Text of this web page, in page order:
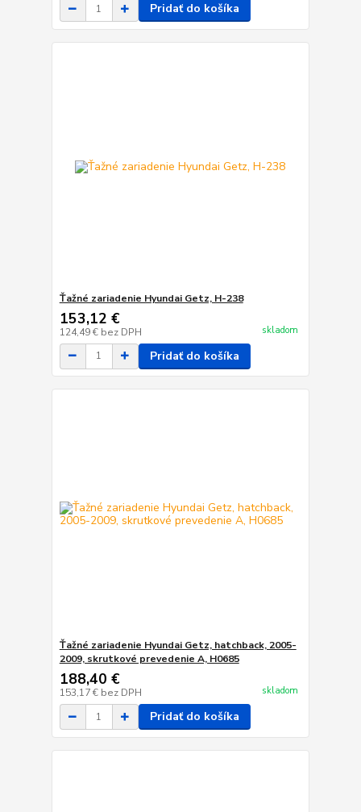
Pridať do košíka
Ťažné zariadenie Hyundai Getz, H-238
153,12 €
124,49 € bez DPH skladom
Pridať do košíka
Ťažné zariadenie Hyundai Getz, hatchback, 2005-
2009, skrutkové prevedenie A, H0685
188,40 €
153,17 € bez DPH skladom
Pridať do košíka